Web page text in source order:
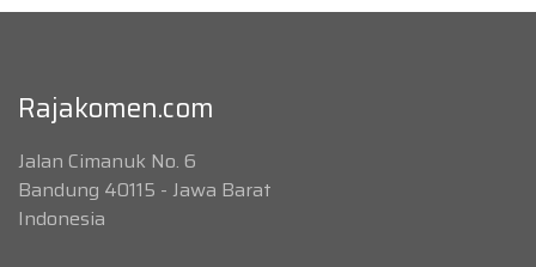
Rajakomen.com
Jalan Cimanuk No. 6
Bandung 40115 - Jawa Barat
Indonesia